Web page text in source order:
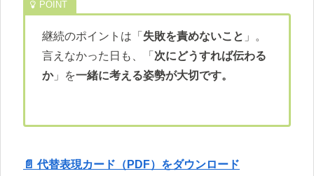
継続のポイントは「 失敗を責めないこと 」。
言えなかった日も、「 次にどうすれば伝わる
か」を一緒に考える姿勢が大切です。
📄 代替表現カード（PDF）をダウンロード